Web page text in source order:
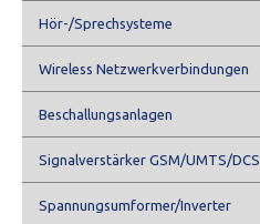
Hör-/Sprechsysteme
Wireless Netzwerkverbindungen
Beschallungsanlagen
Signalverstärker GSM/UMTS/DCS
Spannungsumformer/Inverter